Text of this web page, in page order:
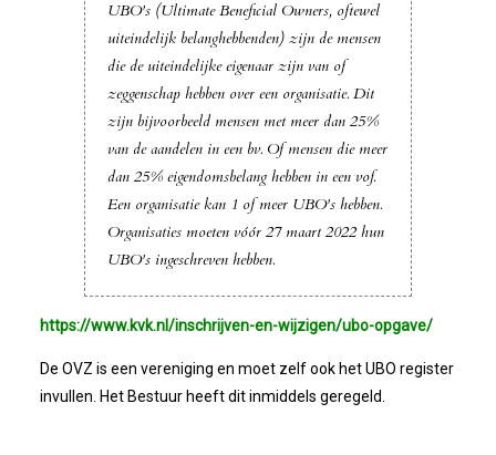
Bezoek Aan Mike Van Bemmelen
2025-01-02 Van De Voorzitter
Bezoek Aan Swetterhage
Winkeltijden Verruimd
Ontbijt Bij De Buren In Leiderdorp!
Geslaagde Ledendag!
2024-05-15 Bestuursvergadering
UBO's (Ultimate Beneficial Owners, oftewel
uiteindelijk belanghebbenden) zijn de mensen
die de uiteindelijke eigenaar zijn van of
zeggenschap hebben over een organisatie. Dit
zijn bijvoorbeeld mensen met meer dan 25%
van de aandelen in een bv. Of mensen die meer
dan 25% eigendomsbelang hebben in een vof.
Een organisatie kan 1 of meer UBO's hebben.
Organisaties moeten vóór 27 maart 2022 hun
UBO's ingeschreven hebben.
https://www.kvk.nl/inschrijven-en-wijzigen/ubo-opgave/
De OVZ is een vereniging en moet zelf ook het UBO register
invullen. Het Bestuur heeft dit inmiddels geregeld.